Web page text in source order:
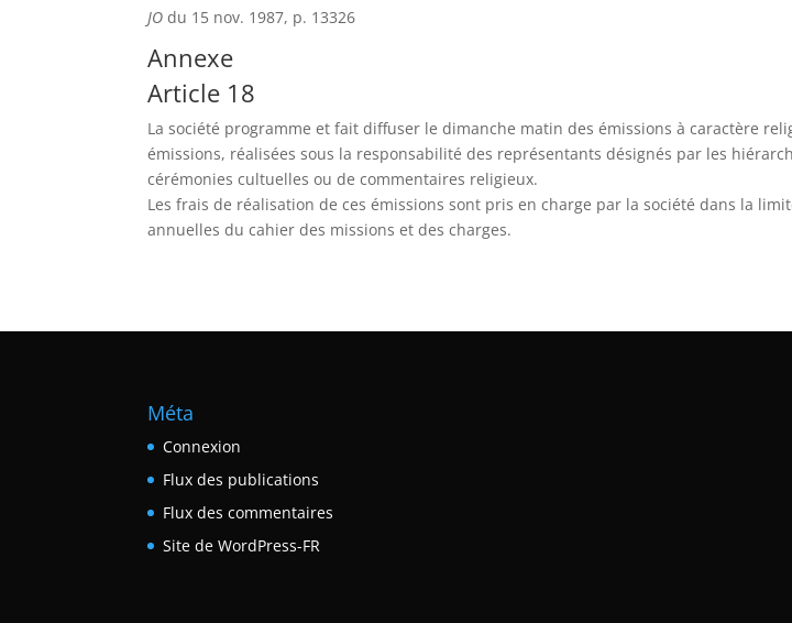
JO du 15 nov. 1987, p. 13326
Annexe
Article 18
La société programme et fait diffuser le dimanche matin des émissions à caractère
émissions, réalisées sous la responsabilité des représentants désignés par les
cérémonies cultuelles ou de commentaires religieux.
Les frais de réalisation de ces émissions sont pris en charge par la société dans la
annuelles du cahier des missions et des charges.
Méta
Connexion
Flux des publications
Flux des commentaires
Site de WordPress-FR